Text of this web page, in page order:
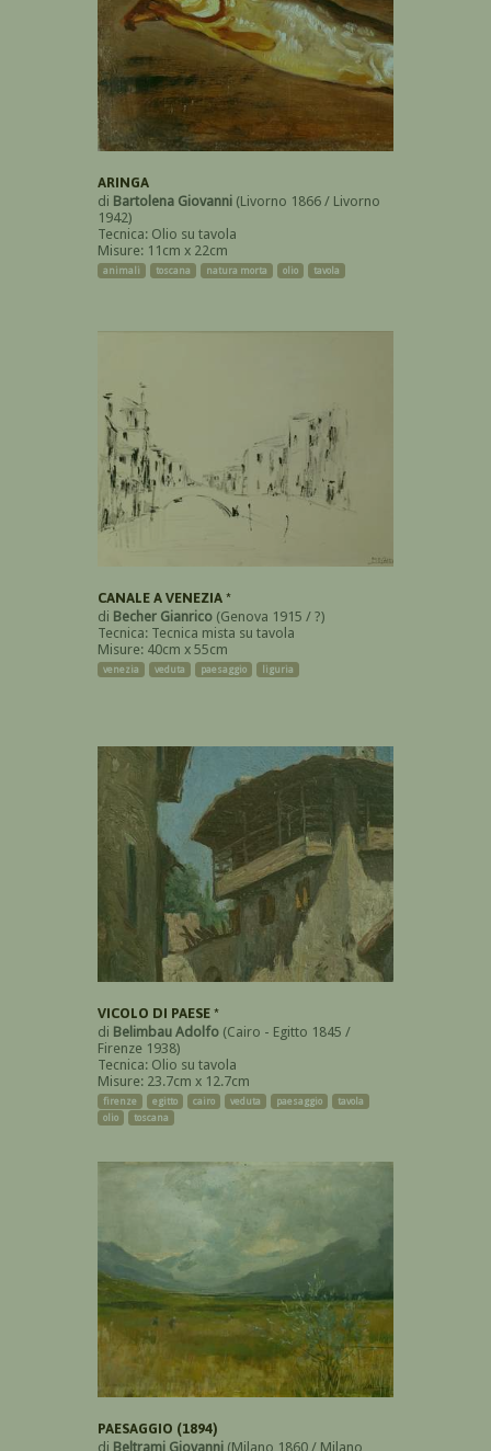
ARINGA
di Bartolena Giovanni (Livorno 1866 / Livorno
1942)
Tecnica: Olio su tavola
Misure: 11cm x 22cm
animali toscana natura morta olio tavola
CANALE A VENEZIA *
di Becher Gianrico (Genova 1915 / ?)
Tecnica: Tecnica mista su tavola
Misure: 40cm x 55cm
venezia veduta paesaggio liguria
VICOLO DI PAESE *
di Belimbau Adolfo (Cairo - Egitto 1845 /
Firenze 1938)
Tecnica: Olio su tavola
Misure: 23.7cm x 12.7cm
firenze egitto cairo veduta paesaggio
tavola
olio
toscana
PAESAGGIO (1894)
di Beltrami Giovanni (Milano 1860 / Milano